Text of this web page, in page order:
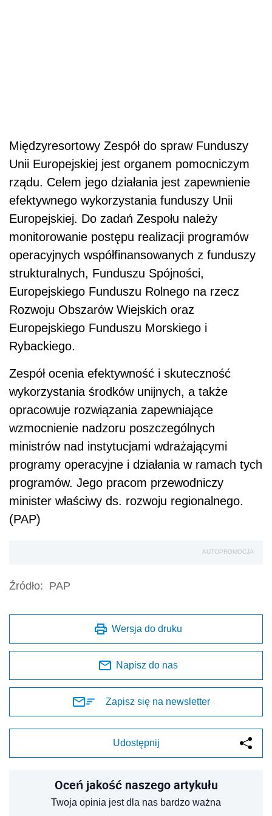
Międzyresortowy Zespół do spraw Funduszy
Unii Europejskiej jest organem pomocniczym
rządu. Celem jego działania jest zapewnienie
efektywnego wykorzystania funduszy Unii
Europejskiej. Do zadań Zespołu należy
monitorowanie postępu realizacji programów
operacyjnych współfinansowanych z funduszy
strukturalnych, Funduszu Spójności,
Europejskiego Funduszu Rolnego na rzecz
Rozwoju Obszarów Wiejskich oraz
Europejskiego Funduszu Morskiego i
Rybackiego.
Zespół ocenia efektywność i skuteczność
wykorzystania środków unijnych, a także
opracowuje rozwiązania zapewniające
wzmocnienie nadzoru poszczególnych
ministrów nad instytucjami wdrażającymi
programy operacyjne i działania w ramach tych
programów. Jego pracom przewodniczy
minister właściwy ds. rozwoju regionalnego.
(PAP)
AUTOPROMOCJA
Źródło: PAP
Wersja do druku
Napisz do nas
Zapisz się na newsletter
Udostępnij
Oceń jakość naszego artykułu
Twoja opinia jest dla nas bardzo ważna